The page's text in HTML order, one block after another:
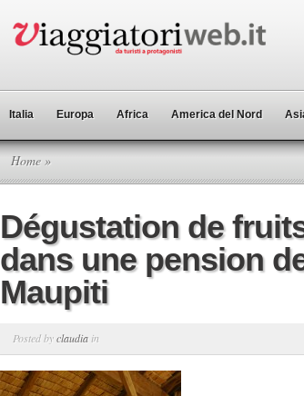
Italia Europa Africa America del Nord
Home »
Dégustation de
dans une pension
Maupiti
Posted byclaudia in